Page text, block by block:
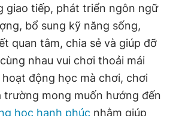
giao tiếp, phát triển ngôn ngữ
bổ sung kỹ năng sống,
quan tâm, chia sẻ và giúp đỡ
nhau vui chơi thoải mái
động học mà chơi, chơi
trường mong muốn hướng đến
học hạnh phúc nhằm giúp